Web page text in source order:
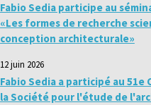
Fabio Sedia participe au
«Les formes de recherche
conception architecturale»
12 juin 2026
Fabio Sedia a participé au 51e
la Société pour l'étude de